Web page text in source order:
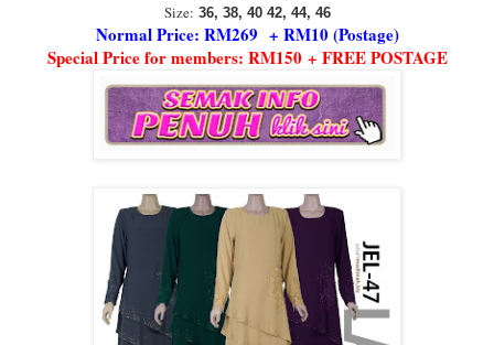
Size: 36, 38, 40 42, 44, 46
Normal Price: RM269 + RM10 (Postage)
Special Price for members: RM150 + FREE POSTAGE